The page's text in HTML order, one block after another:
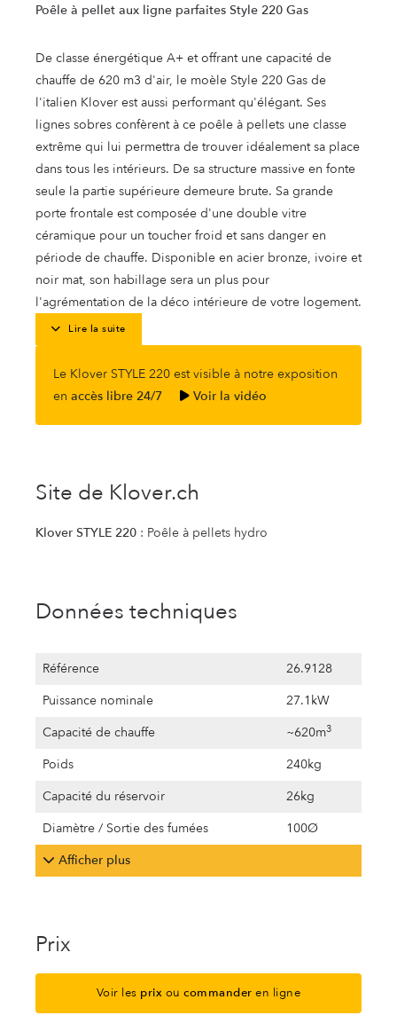
Poêle à pellet aux ligne parfaites Style 220 Gas
De classe énergétique A+ et offrant une capacité de
chauffe de 620 m3 d'air, le moèle Style 220 Gas de
l'italien Klover est aussi performant qu'élégant. Ses
lignes sobres confèrent à ce poêle à pellets une classe
extrême qui lui permettra de trouver idéalement sa place
dans tous les intérieurs. De sa structure massive en fonte
seule la partie supérieure demeure brute. Sa grande
porte frontale est composée d'une double vitre
céramique pour un toucher froid et sans danger en
période de chauffe. Disponible en acier bronze, ivoire et
noir mat, son habillage sera un plus pour
l'agrémentation de la déco intérieure de votre logement.
Lire la suite
Le Klover STYLE 220 est visible à notre exposition
en accès libre 24/7 Voir la vidéo
Site de Klover.ch
Klover STYLE 220 : Poêle à pellets hydro
Données techniques
Référence
26.9128
Puissance nominale
27.1kW
Capacité de chauffe
~620m3
Poids
240kg
Capacité du réservoir
26kg
Diamètre / Sortie des fumées
100Ø
Afficher plus
Prix
Voir les prix oucommander en ligne